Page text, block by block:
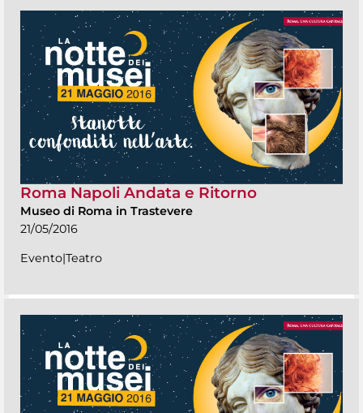
Roma Napoli Andata e Ritorno
Museo di Roma in Trastevere
21/05/2016
Evento|Teatro